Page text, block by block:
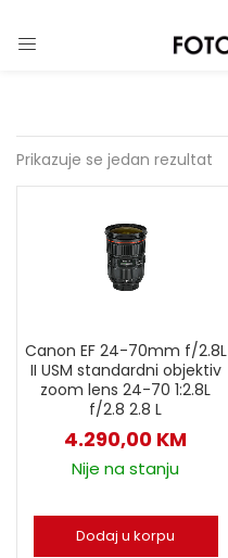
Prikazuje se jedan rezultat
Canon EF 24-70mm f/2.8L
II USM standardni objektiv
zoom lens 24-70 1:2.8L
f/2.8 2.8 L
4.290,00 KM
Nije na stanju
Dodaj u korpu